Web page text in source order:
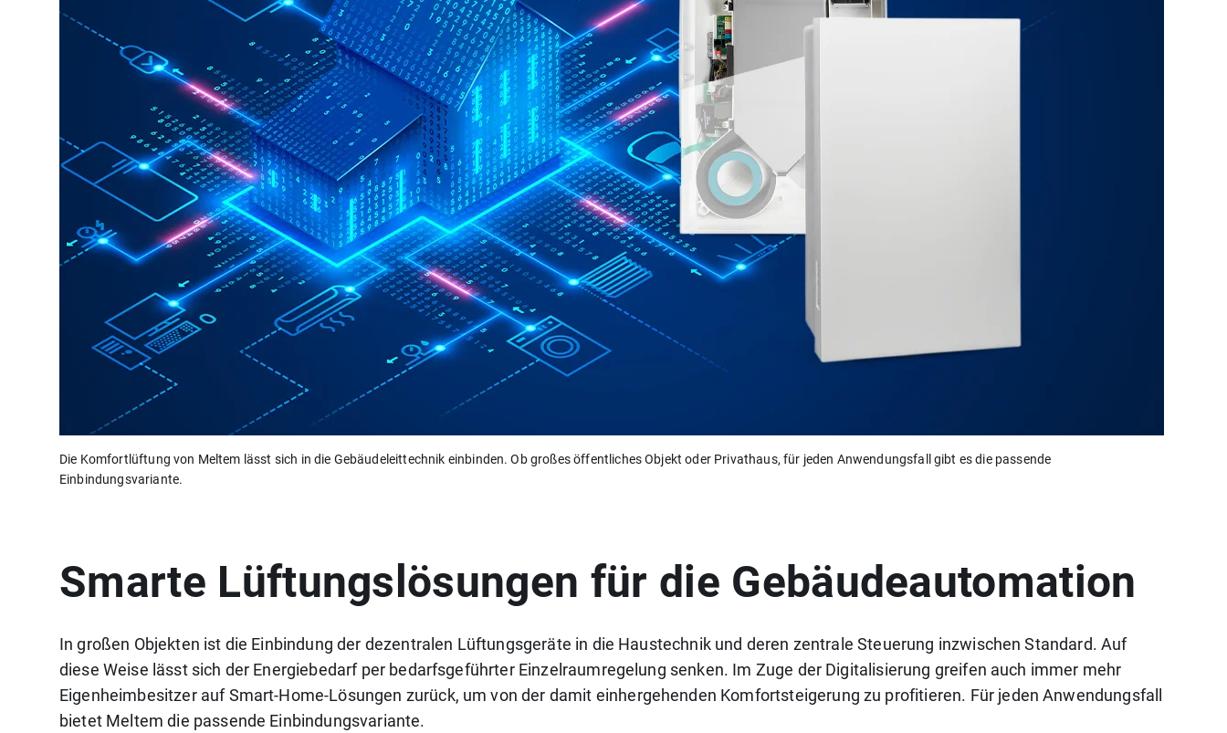
Die Komfortlüftung von Meltem lässt sich in die Gebäudeleittechnik einbinden. Ob großes öffentliches Objekt oder Privathaus, für jeden Anwendungsfall gibt es die passende
Einbindungsvariante.
Smarte Lüftungslösungen für die Gebäudeautomation
In großen Objekten ist die Einbindung der dezentralen Lüftungsgeräte in die Haustechnik und deren zentrale Steuerung inzwischen Standard. Auf
diese Weise lässt sich der Energiebedarf per bedarfsgeführter Einzelraumregelung senken. Im Zuge der Digitalisierung greifen auch immer mehr
Eigenheimbesitzer auf Smart-Home-Lösungen zurück, um von der damit einhergehenden Komfortsteigerung zu profitieren. Für jeden Anwendungsfall
bietet Meltem die passende Einbindungsvariante.